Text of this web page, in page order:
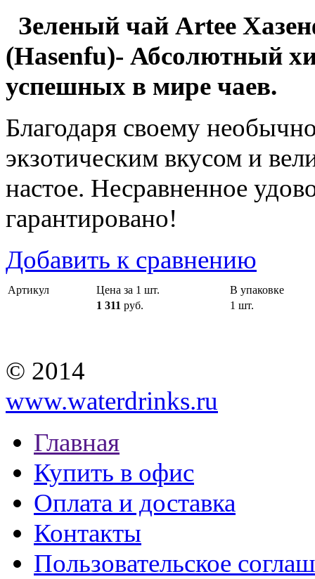
Зеленый чай Artee
(Hasenfu)- Абсолютный
успешных в мире чаев.
Благодаря своему
экзотическим вкусом и
настое. Несравненное
гарантировано!
Добавить к сравнению
Артикул Цена за 1 шт.
В упаковке
1 311 руб. 1 шт.
© 2014
www.waterdrinks.ru
Главная
Купить в офис
Оплата и доставка
Контакты
Пользовательское